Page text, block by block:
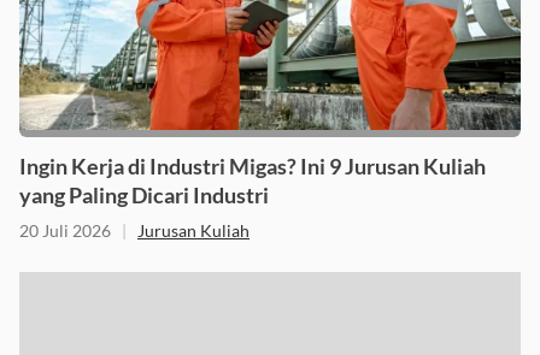
Ingin Kerja di Industri Migas? Ini 9 Jurusan Kuliah
yang Paling Dicari Industri
20 Juli 2026 | Jurusan Kuliah